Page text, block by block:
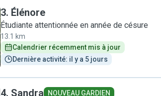
3. Élénore
Étudiante attentionnée en année de césure
13.1 km
Calendrier récemment mis à jour
Dernière activité: il y a 5 jours
4. Sandra NOUVEAU GARDIEN